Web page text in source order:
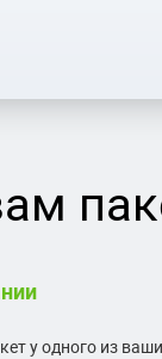
у одного из